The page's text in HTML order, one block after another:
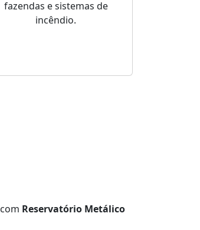
fazendas e sistemas de
incêndio.
Reservatório Metálico